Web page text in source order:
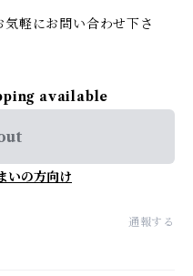
軽にお問い合わせ下さ
available
いの方向け
通報する